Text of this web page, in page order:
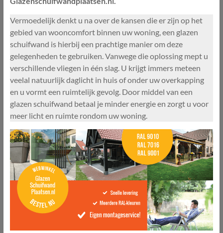
Vermoedelijk denkt u na over de kansen die er zijn op het
gebied van wooncomfort binnen uw woning, een glazen
schuifwand is hierbij een prachtige manier om deze
gelegenheden te gebruiken. Vanwege die oplossing mept u
verschillende vliegen in één slag. U krijgt immers meteen
veelal natuurlijk daglicht in huis of onder uw overkapping
en u vormt een ruimtelijk gevolg. Door middel van een
glazen schuifwand betaal je minder energie en zorgt u voor
meer licht en ruimte rondom uw woning.